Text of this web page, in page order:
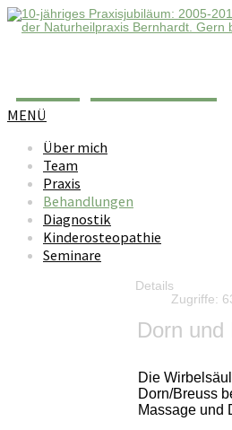
MENÜ
Über mich
Team
Praxis
Behandlungen
Diagnostik
Kinderosteopathie
Seminare
Details
Zugriffe:
Dorn
Die
Dorn/Breuss
Massage und